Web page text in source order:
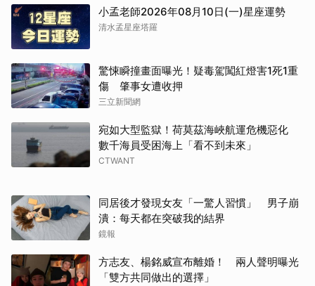
小孟老師2026年08月10日(一)星座運勢
清水孟星座塔羅
驚悚瞬撞畫面曝光！疑毒駕闖紅燈害1死1重
傷 肇事女遭收押
三立新聞網
宛如大型監獄！荷莫茲海峽航運危機惡化
數千海員受困海上「看不到未來」
CTWANT
同居後才發現女友「一驚人習慣」 男子崩
潰：每天都在突破我的結界
鏡報
方志友、楊銘威宣布離婚！ 兩人聲明曝光
「雙方共同做出的選擇」